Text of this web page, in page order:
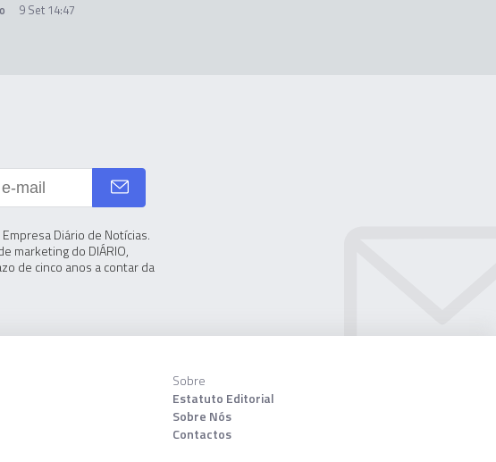
9 Set 14:47
Diário de Notícias.
marketing do DIÁRIO,
de cinco anos a contar da
Sobre
Estatuto Editorial
Sobre Nós
Contactos